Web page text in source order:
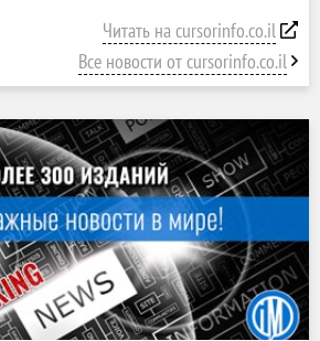
Читать на cursorinfo.co.il
Все новости от cursorinfo.co.il